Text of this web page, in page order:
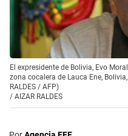
El expresidente de Bolivia, Evo
zona cocalera de Lauca Ene,
RALDES / AFP)
/ AIZAR RALDES